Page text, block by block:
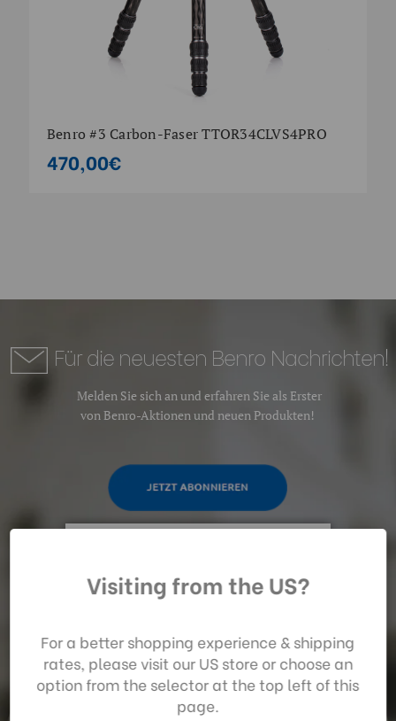
Benro #3 Carbon-Faser TTOR34CLVS4PRO
470,00€
Melden Sie sich an und erfahren Sie als Erster
von Benro-Aktionen und neuen Produkten!
Für die neuesten Benro Nachrichten!
unserer Website
stimmen Sie der
gemäß unserer
Datenschutzrichtlinie
zu.
Visiting from the US?
For a better shopping experience & shipping
rates, please visit our US store or choose an
option from the selector at the top left of this
page.